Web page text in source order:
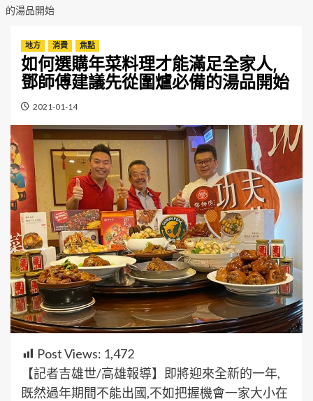
的湯品開始
地方 消費 焦點
如何選購年菜料理才能滿足全家人,
鄧師傅建議先從圍爐必備的湯品開始
2021-01-14
Post Views: 1,472
【記者吉雄世/高雄報導】即將迎來全新的一年,
既然過年期間不能出國,不如把握機會一家大小在